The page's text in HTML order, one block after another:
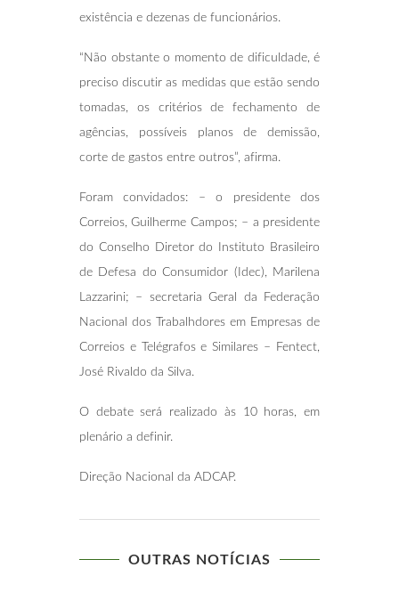
existência e dezenas de funcionários.
“Não obstante o momento de dificuldade, é
preciso discutir as medidas que estão sendo
tomadas, os critérios de fechamento de
agências, possíveis planos de demissão,
corte de gastos entre outros”, afirma.
Foram convidados: – o presidente dos
Correios, Guilherme Campos; – a presidente
do Conselho Diretor do Instituto Brasileiro
de Defesa do Consumidor (Idec), Marilena
Lazzarini; – secretaria Geral da Federação
Nacional dos Trabalhdores em Empresas de
Correios e Telégrafos e Similares – Fentect,
José Rivaldo da Silva.
O debate será realizado às 10 horas, em
plenário a definir.
Direção Nacional da ADCAP.
OUTRAS NOTÍCIAS